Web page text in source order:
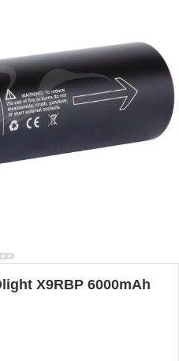
X9RBP 6000mAh